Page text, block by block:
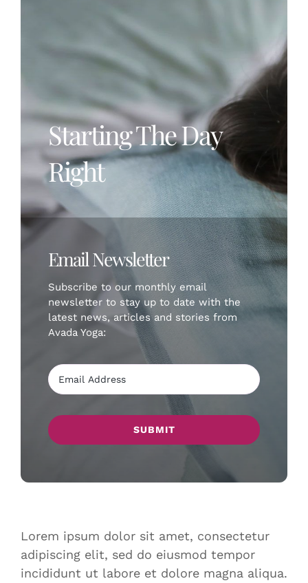
Starting The Day
Right
Email Newsletter
Subscribe to our monthly email
newsletter to stay up to date with the
latest news, articles and stories from
Avada Yoga:
SUBMIT
Lorem ipsum dolor sit amet, consectetur
adipiscing elit, sed do eiusmod tempor
incididunt ut labore et dolore magna aliqua.